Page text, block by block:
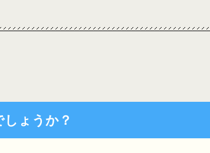
ょうか？